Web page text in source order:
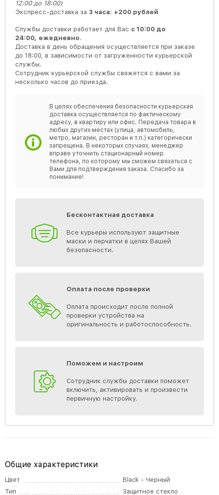
12:00 до 18:00)
Экспресс-доставка за 3 часа: +200 рублей
Службы доставки работает для Вас с 10:00 до
24:00, ежедневно.
Доставка в день обращения осуществляется при заказе
до 18:00, в зависимости от загруженности курьерской
службы.
Сотрудник курьерской службы свяжется с вами за
несколько часов до приезда.
В целях обеспечения безопасности курьерская
доставка осуществляется по фактическому
адресу, в квартиру или офис. Передача товара в
любых других местах (улица, автомобиль,
метро, магазин, ресторан и т.п.) категорически
запрещена. В некоторых случаях, менеджер
вправе уточнить стационарный номер
телефона, по которому мы сможем связаться с
Вами для подтверждения заказа. Спасибо за
понимание!
Бесконтактная доставка
Все курьеры используют защитные
маски и перчатки в целях Вашей
безопасности.
Оплата после проверки
Оплата происходит после полной
проверки устройства на
оригинальность и работоспособность.
Поможем и настроим
Сотрудник службы доставки поможет
включить, активировать и произвести
первичную настройку.
Общие характеристики
Цвет
Black - Черный
Тип
Защитное стекло